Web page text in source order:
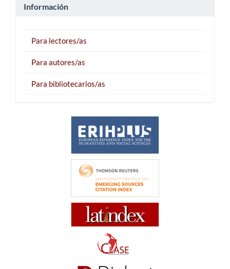
Información
Para lectores/as
Para autores/as
Para bibliotecarios/as